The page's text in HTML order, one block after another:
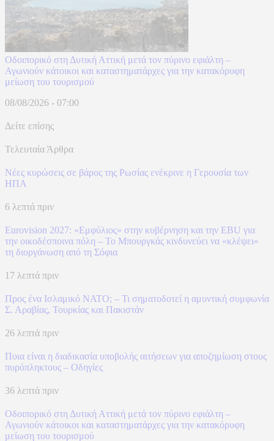
Οδοιπορικό στη Δυτική Αττική μετά τον πύρινο εφιάλτη –
Αγωνιούν κάτοικοι και καταστηματάρχες για την κατακόρυφη
μείωση του τουρισμού
08/08/2026 - 07:00
Δείτε επίσης
Τελευταία Άρθρα
Νέες κυρώσεις σε βάρος της Ρωσίας ενέκρινε η Γερουσία των
ΗΠΑ
6 λεπτά πριν
Eurovision 2027: «Εμφύλιος» στην κυβέρνηση και την EBU για
την οικοδέσποινα πόλη – Το Μπουργκάς κινδυνεύει να «κλέψει»
τη διοργάνωση από τη Σόφια
17 λεπτά πριν
Προς ένα Ισλαμικό ΝΑΤΟ; – Τι σηματοδοτεί η αμυντική συμφωνία
Σ. Αραβίας, Τουρκίας και Πακιστάν
26 λεπτά πριν
Ποια είναι η διαδικασία υποβολής αιτήσεων για αποζημίωση στους
πυρόπληκτους – Οδηγίες
36 λεπτά πριν
Οδοιπορικό στη Δυτική Αττική μετά τον πύρινο εφιάλτη –
Αγωνιούν κάτοικοι και καταστηματάρχες για την κατακόρυφη
μείωση του τουρισμού